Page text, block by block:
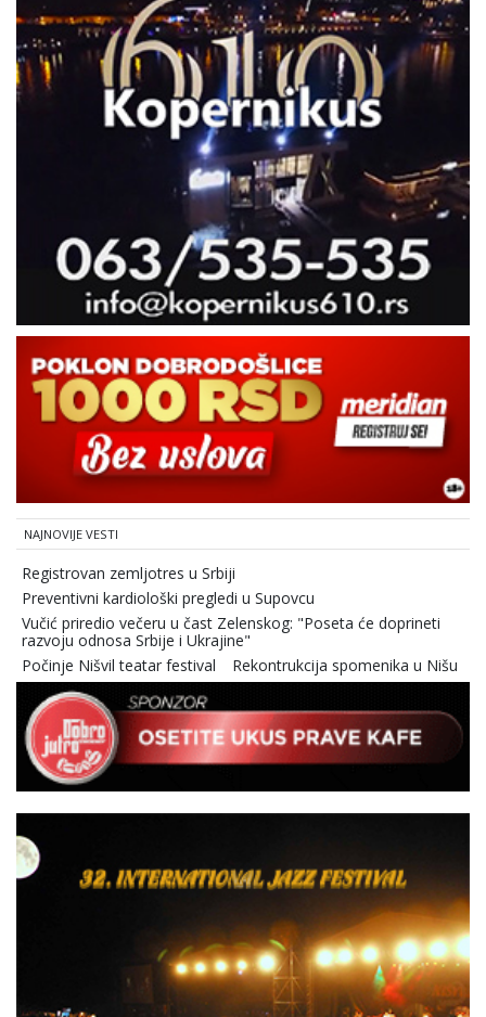
NAJNOVIJE VESTI
Registrovan zemljotres u Srbiji
Preventivni kardiološki pregledi u Supovcu
Vučić priredio večeru u čast Zelenskog: "Poseta će doprineti
razvoju odnosa Srbije i Ukrajine"
Počinje Nišvil teatar festival
Rekontrukcija spomenika u Nišu